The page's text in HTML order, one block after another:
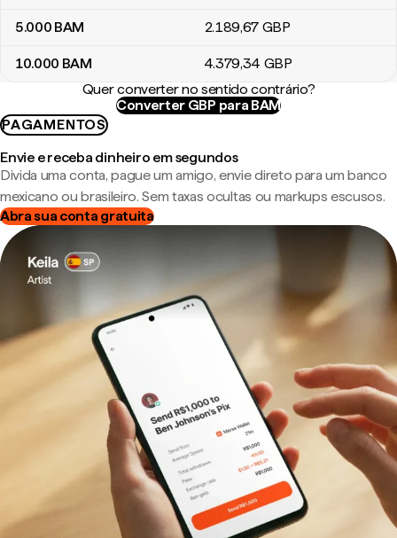
5.000 BAM 2.189,67 GBP
10.000 BAM 4.379,34 GBP
Quer converter no sentido contrário?
Converter GBP para BAM
PAGAMENTOS
Envie e receba dinheiro em segundos
Divida uma conta, pague um amigo, envie direto para um banco
mexicano ou brasileiro. Sem taxas ocultas ou markups escusos.
Abra sua conta gratuita